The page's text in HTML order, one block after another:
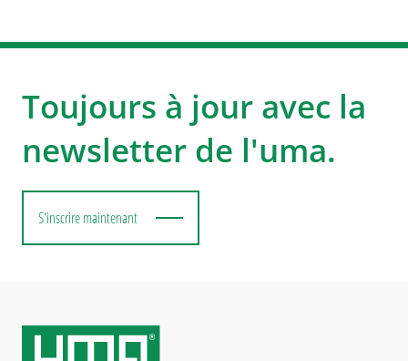
Toujours à jour avec la
newsletter de l'uma.
S'inscrire maintenant